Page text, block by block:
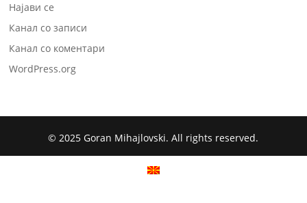
Најави се
Канал со записи
Канал со коментари
WordPress.org
© 2025 Goran Mihajlovski. All rights reserved.